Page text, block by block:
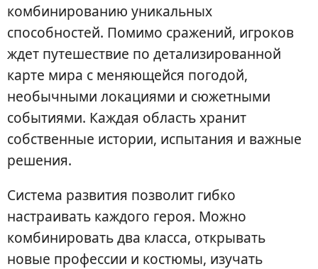
комбинированию уникальных
способностей. Помимо сражений, игроков
ждет путешествие по детализированной
карте мира с меняющейся погодой,
необычными локациями и сюжетными
событиями. Каждая область хранит
собственные истории, испытания и важные
решения.
Система развития позволит гибко
настраивать каждого героя. Можно
комбинировать два класса, открывать
новые профессии и костюмы, изучать